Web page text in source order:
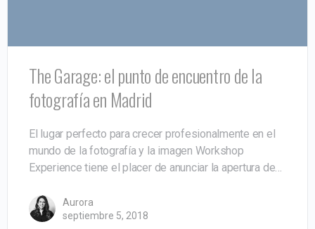
The Garage: el punto de encuentro de la
fotografía en Madrid
El lugar perfecto para crecer profesionalmente en el
mundo de la fotografía y la imagen Workshop
Experience tiene el placer de anunciar la apertura de…
Aurora
septiembre 5, 2018